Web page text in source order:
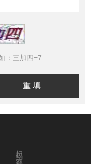
：三加四=7
扫码关注我们